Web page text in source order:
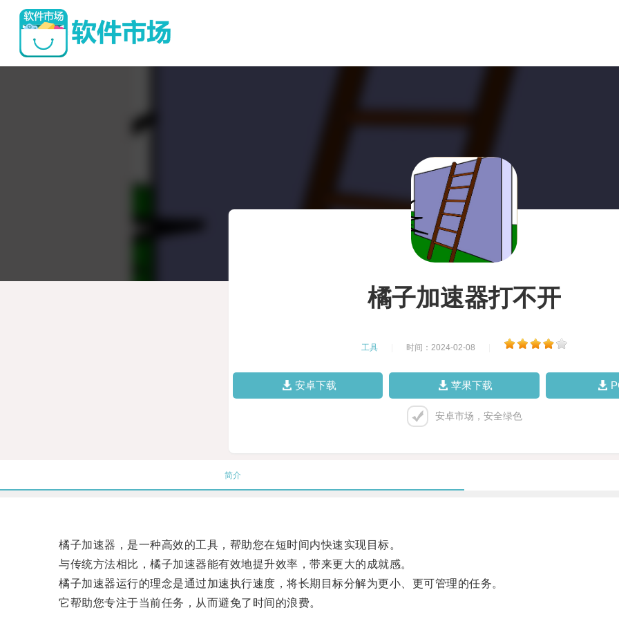
橘子加速器打不开
工具 时间：2024-02-08
安卓下载 苹果下载
安卓市场，安全绿色
简介
橘子加速器，是一种高效的工具，帮助您在短时间内快速实现目标。
与传统方法相比，橘子加速器能有效地提升效率，带来更大的成就感。
橘子加速器运行的理念是通过加速执行速度，将长期目标分解为更小、更可管理的任务。
它帮助您专注于当前任务，从而避免了时间的浪费。